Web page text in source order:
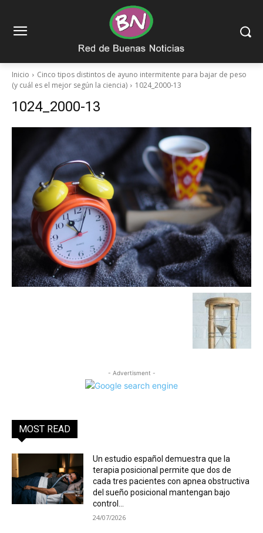
Inicio
Cinco tipos distintos de ayuno intermitente para bajar de peso
(y cuál es el mejor según la ciencia)
1024_2000-13
1024_2000-13
- Advertisment -
MOST READ
Un estudio español demuestra que la
terapia posicional permite que dos de
cada tres pacientes con apnea obstructiva
del sueño posicional mantengan bajo
control...
24/07/2026